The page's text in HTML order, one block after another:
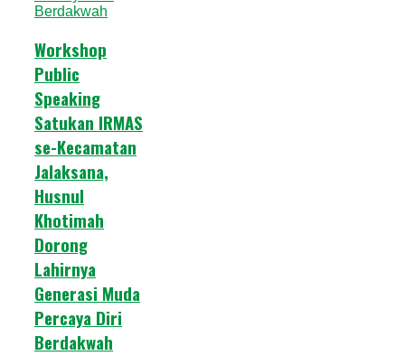
Workshop
Public
Speaking
Satukan IRMAS
se-Kecamatan
Jalaksana,
Husnul
Khotimah
Dorong
Lahirnya
Generasi Muda
Percaya Diri
Berdakwah